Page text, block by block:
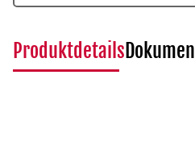
Produktdetails